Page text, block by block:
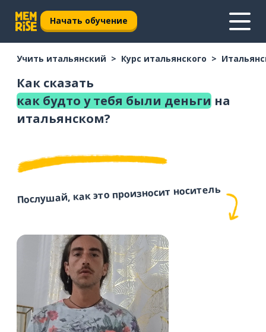
Начать обучение
Учить итальянский Курс итальянского
Как сказать
как будто у тебя были деньги на
итальянском?
Послушай, как это произносит носитель